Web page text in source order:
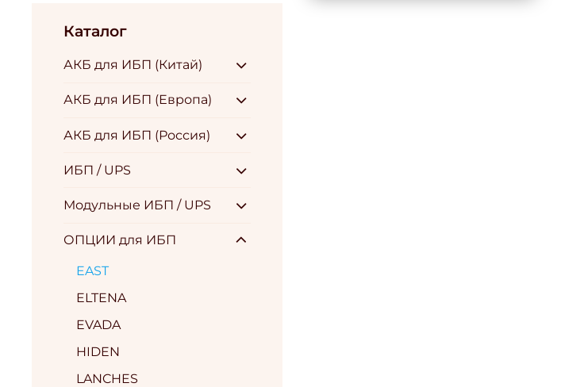
Каталог
АКБ для ИБП (Китай)
АКБ для ИБП (Европа)
АКБ для ИБП (Россия)
ИБП / UPS
Модульные ИБП / UPS
ОПЦИИ для ИБП
EAST
ELTENA
EVADA
HIDEN
LANCHES